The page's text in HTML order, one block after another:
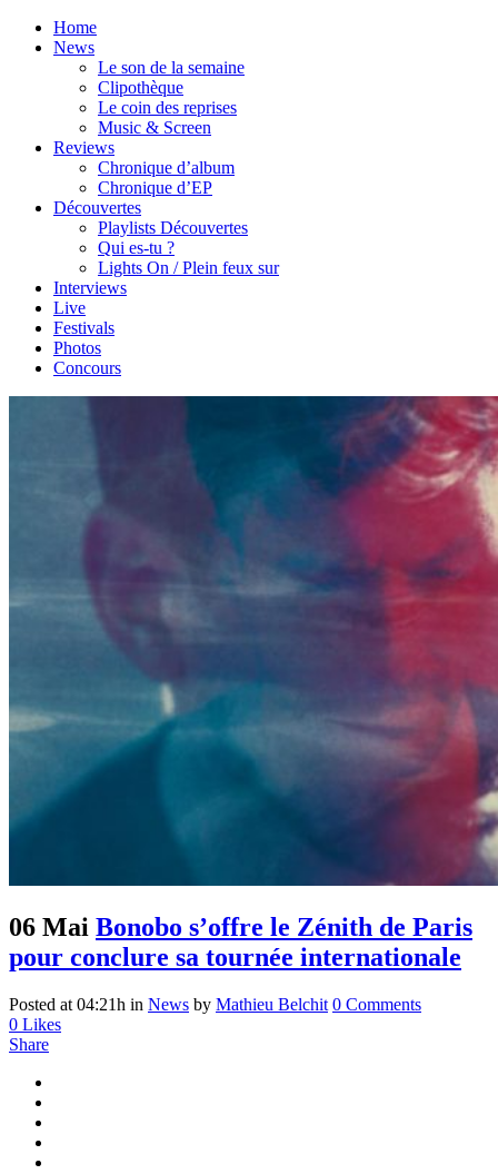
Home
News
Le son de la semaine
Clipothèque
Le coin des reprises
Music & Screen
Reviews
Chronique d’album
Chronique d’EP
Découvertes
Playlists Découvertes
Qui es-tu ?
Lights On / Plein feux sur
Interviews
Live
Festivals
Photos
Concours
06 Mai Bonobo s’offre le Zénith de Paris
pour conclure sa tournée internationale
Posted at 04:21h in News by Mathieu Belchit 0 Comments
0 Likes
Share